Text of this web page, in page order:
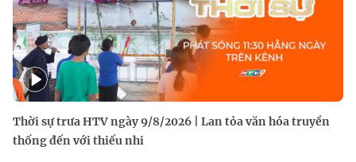
Thời sự trưa HTV ngày 9/8/2026 | Lan tỏa văn hóa truyền
thống đến với thiếu nhi